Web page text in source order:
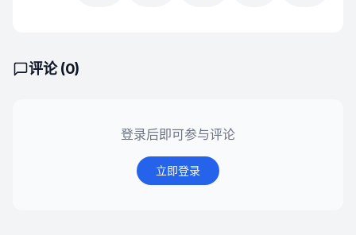
评论 (0)
登录后即可参与评论
立即登录